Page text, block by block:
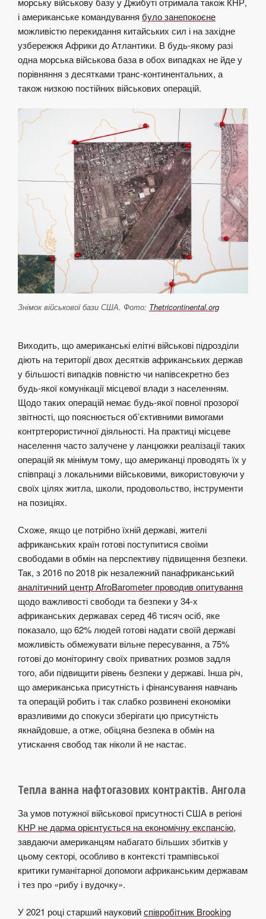
і американське командування було занепокоєне
можливістю перекидання китайських сил і на західне
узбережжя Африки до Атлантики. В будь-якому разі
одна морська військова база в обох випадках не йде у
порівняння з десятками транс-континентальних, а
також низкою постійних військових операцій.
Знімок військової бази США. Фото: Thetricontinental.org
Виходить, що американські елітні військові підрозділи
діють на території двох десятків африканських держав
у більшості випадків повністю чи напівсекретно без
будь-якої комунікації місцевої влади з населенням.
Щодо таких операцій немає будь-якої повної прозорої
звітності, що пояснюється об’єктивними вимогами
контртерористичної діяльності. На практиці місцеве
населення часто залучене у ланцюжки реалізації таких
операцій як мінімум тому, що американці проводять їх у
співпраці з локальними військовими, використовуючи у
своїх цілях житла, школи, продовольство, інструменти
на позиціях.
Схоже, якщо це потрібно їхній державі, жителі
африканських країн готові поступитися своїми
свободами в обмін на перспективу підвищення безпеки.
Так, з 2016 по 2018 рік незалежний панафриканський
аналітичний центр AfroBarometer проводив опитування
щодо важливості свободи та безпеки у 34-х
африканських державах серед 46 тисяч осіб, яке
показало, що 62% людей готові надати своїй державі
можливість обмежувати вільне пересування, а 75%
готові до моніторингу своїх приватних розмов задля
того, аби підвищити рівень безпеки у державі. Інша річ,
що американська присутність і фінансування навчань
та операцій робить і так слабко розвинені економіки
вразливими до спокуси зберігати цю присутність
якнайдовше, а отже, обіцяна безпека в обмін на
утискання свобод так ніколи й не настає.
Тепла ванна нафтогазових контрактів. Ангола
За умов потужної військової присутності США в регіоні
КНР не дарма орієнтується на економічну експансію,
завдаючи американцям набагато більших збитків у
цьому секторі, особливо в контексті трампівської
критики гуманітарної допомоги африканським державам
і тез про «рибу і вудочку».
У 2021 році старший науковийспівробітник Brooking